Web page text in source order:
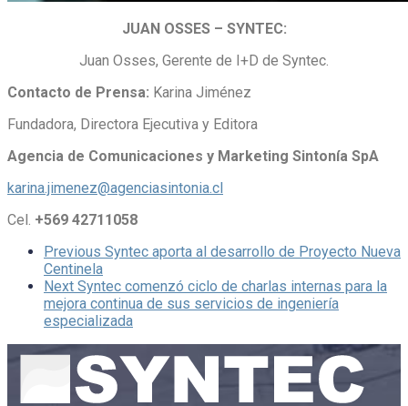
JUAN OSSES – SYNTEC:
Juan Osses, Gerente de I+D de Syntec.
Contacto de Prensa: Karina Jiménez
Fundadora, Directora Ejecutiva y Editora
Agencia de Comunicaciones y Marketing Sintonía SpA
karina.jimenez@agenciasintonia.cl
Cel. +569 42711058
Previous Syntec aporta al desarrollo de Proyecto Nueva
Centinela
Next Syntec comenzó ciclo de charlas internas para la
mejora continua de sus servicios de ingeniería
especializada